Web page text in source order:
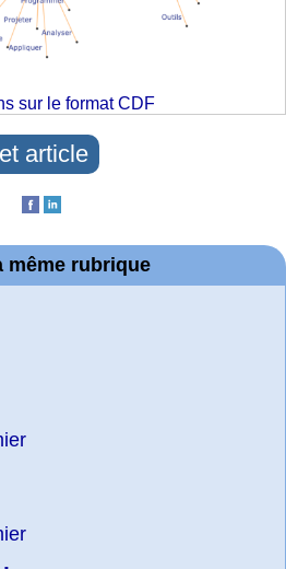
sur le format CDF
article
même rubrique